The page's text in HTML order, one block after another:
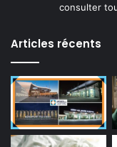
consulter
Articles récents